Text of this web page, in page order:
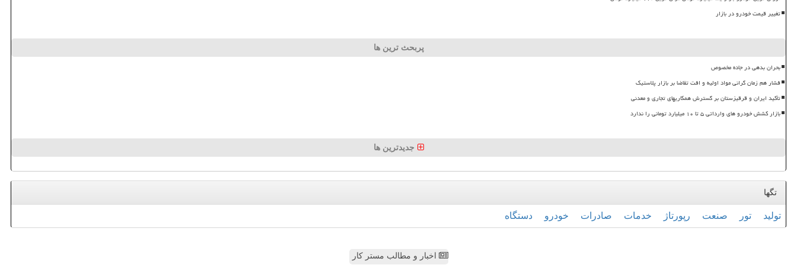
تغییر قیمت خودرو در بازار
پربحث ترین ها
بحران بدهی در جاده مخصوص
فشار هم زمان گرانی مواد اولیه و افت تقاضا بر بازار پلاستیک
تأکید ایران و قرقیزستان بر گسترش همکاریهای تجاری و معدنی
بازار کشش خودرو های وارداتی ۵ تا ۱۰ میلیارد تومانی را ندارد
جدیدترین ها
تگها
تولید تور صنعت رپورتاژ خدمات صادرات خودرو دستگاه
اخبار و مطالب مستر کار